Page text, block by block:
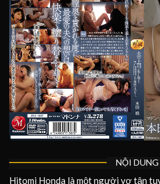
NỘI DUNG
Hitomi Honda là một người vợ tận